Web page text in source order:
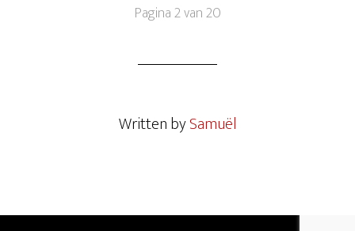
Pagina 2 van 20
Written bySamuël